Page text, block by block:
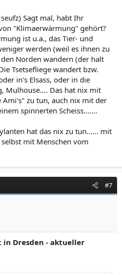
Sagt mal, habt Ihr
"Klimaerwärmung" gehört?
ist u.a., das Tier- und
werden (weil es ihnen zu
Norden wandern (der halt
Tsetsefliege wandert bzw.
in's Elsass, oder in die
Mulhouse.... Das hat nix mit
Ami's" zu tun, auch nix mit der
spinnerten Scheiss.......
hat das nix zu tun...... mit
mit Menschen vom
#7
in Dresden - aktueller